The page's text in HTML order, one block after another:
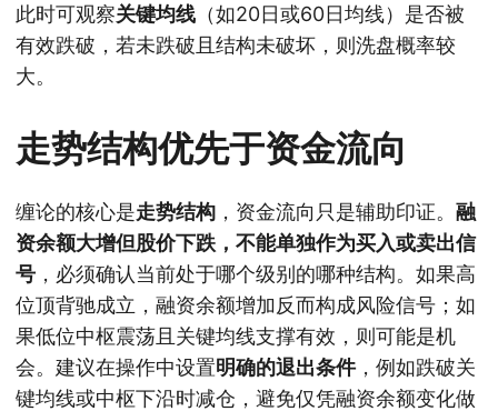
此时可观察关键均线 （如20日或60日均线）是否被
有效跌破，若未跌破且结构未破坏，则洗盘概率较
大。
走势结构优先于资金流向
缠论的核心是走势结构 ，资金流向只是辅助印证。 融
资余额大增但股价下跌，不能单独作为买入或卖出信
号 ，必须确认当前处于哪个级别的哪种结构。如果高
位顶背驰成立，融资余额增加反而构成风险信号；如
果低位中枢震荡且关键均线支撑有效，则可能是机
会。建议在操作中设置明确的退出条件，例如跌破关
键均线或中枢下沿时减仓，避免仅凭融资余额变化做